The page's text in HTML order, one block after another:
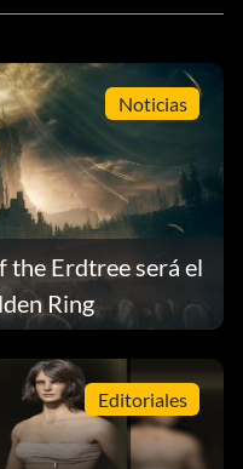
Noticias
the Erdtree será el
Ring
Editoriales